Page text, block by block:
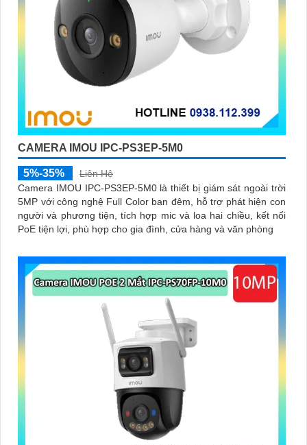
CAMERA IMOU IPC-PS3EP-5M0
5%-35%
Liên Hệ
Camera IMOU IPC-PS3EP-5M0 là thiết bị giám sát ngoài trời
5MP với công nghệ Full Color ban đêm, hỗ trợ phát hiện con
người và phương tiện, tích hợp mic và loa hai chiều, kết nối
PoE tiện lợi, phù hợp cho gia đình, cửa hàng và văn phòng